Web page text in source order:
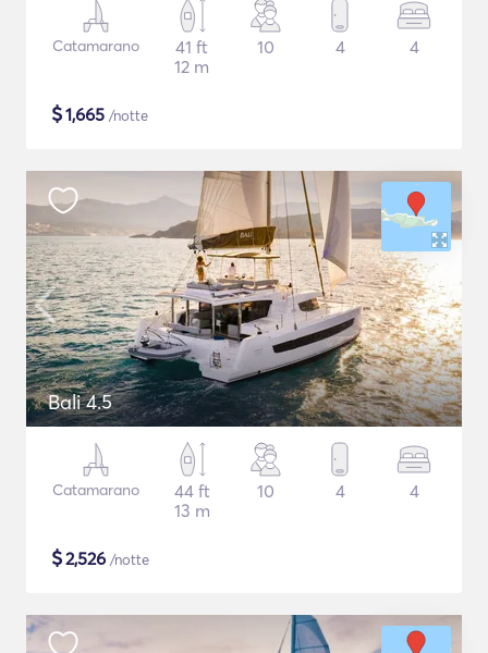
Catamarano
41 ft
12 m
10 4 4
$1,665 /notte
Bali 4.5
Catamarano
44 ft
13 m
10 4 4
$2,526 /notte